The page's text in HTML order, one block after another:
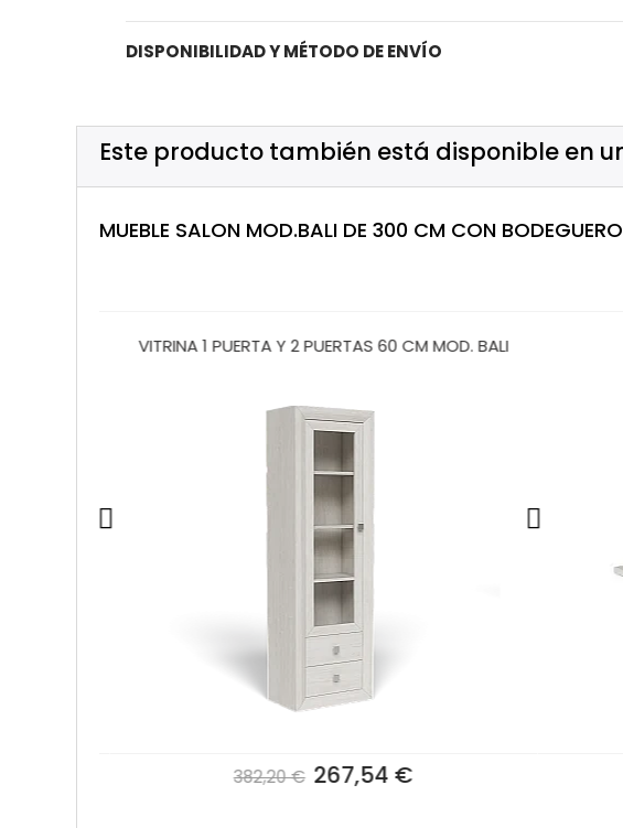
DISPONIBILIDAD Y MÉTODO DE ENVÍO
Este producto también está disponible en
MUEBLE SALON MOD.BALI DE 300 CM CON BODEGUERO
VITRINA 1 PUERTA Y 2 PUERTAS 60 CM MOD. BALI
382,20 € 267,54 €